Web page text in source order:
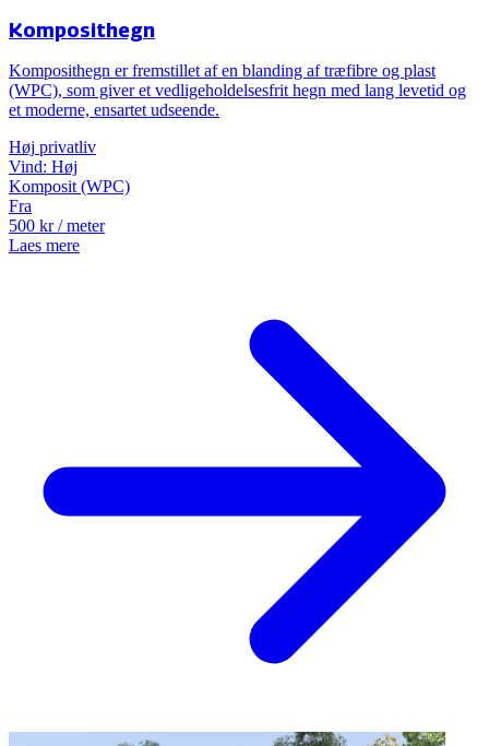
Komposithegn
Komposithegn er fremstillet af en blanding af træfibre og plast
(WPC), som giver et vedligeholdelsesfrit hegn med lang levetid og
et moderne, ensartet udseende.
Høj privatliv
Vind: Høj
Komposit (WPC)
Fra
500 kr/ meter
Laes mere